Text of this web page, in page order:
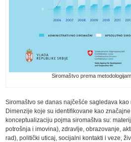
Siromaštvo prema
Siromaštvo se danas najčešće sagledava
Dimenzije koje su identifikovane kao
konceptualizaciju pojma siromaštva su:
potrošnja i imovina), zdravlje, obrazovanje,
rad), politički uticaj, socijalni kontakti i veze,